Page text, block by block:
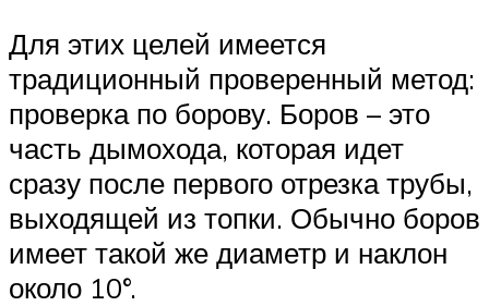
Для этих целей имеется
традиционный проверенный метод:
проверка по борову. Боров – это
часть дымохода, которая идет
сразу после первого отрезка трубы,
выходящей из топки. Обычно боров
имеет такой же диаметр и наклон
около 10°.